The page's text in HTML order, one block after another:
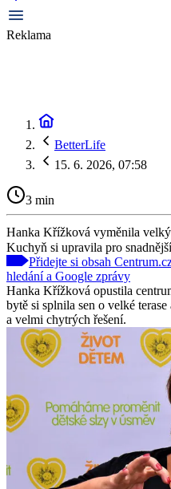
Reklama
BetterLife
15. 6. 2026, 07:58
3 min
Hanka Křížková vyměnila
Kuchyň si upravila pro
Přidejte si obsah
hledání a Google zprávy
Hanka Křížková opustila
bytě si splnila sen o velké
a velmi chytrých řešení.